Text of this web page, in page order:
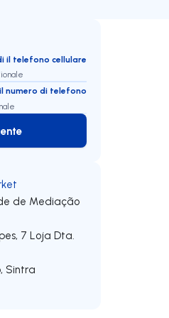
il telefono cellulare
numero di telefono
l'agente
de Mediação
7 Loja Dta.
, Sintra